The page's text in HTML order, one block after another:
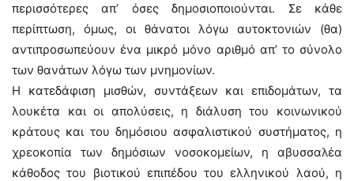
περισσότερες απ’ όσες δημοσιοποιούνται. Σε κάθε
περίπτωση, όμως, οι θάνατοι λόγω αυτοκτονιών (θα)
αντιπροσωπεύουν ένα μικρό μόνο αριθμό απ’ το σύνολο
των θανάτων λόγω των μνημονίων.
Η κατεδάφιση μισθών, συντάξεων και επιδομάτων, τα
λουκέτα και οι απολύσεις, η διάλυση του κοινωνικού
κράτους και του δημόσιου ασφαλιστικού συστήματος, η
χρεοκοπία των δημόσιων νοσοκομείων, η αβυσσαλέα
κάθοδος του βιοτικού επιπέδου του ελληνικού λαού, η